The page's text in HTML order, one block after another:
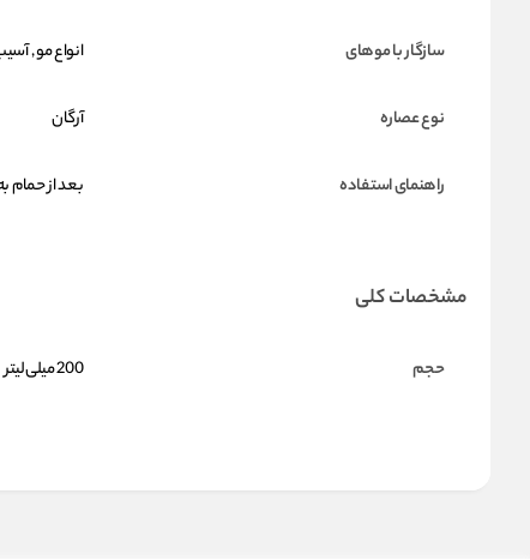
سازگار با موهای انواع مو ,
نوع عصاره آرگان
راهنمای استفاده بعد از حمام
مشخصات کلی
حجم 200 میلی‌لیتر